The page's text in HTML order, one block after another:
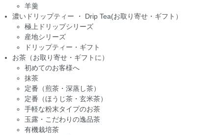
羊羹
濃いドリップティー ・ Drip Tea(お取り寄せ・ギフト）
極上ドリップシリーズ
産地シリーズ
ドリップティー・ギフト
お茶（お取り寄せ・ギフトに）
初めてのお客様へ
抹茶
定番（煎茶・深蒸し茶）
定番（ほうじ茶・玄米茶）
手軽な粉末タイプのお茶
玉露・こだわりの逸品茶
有機栽培茶